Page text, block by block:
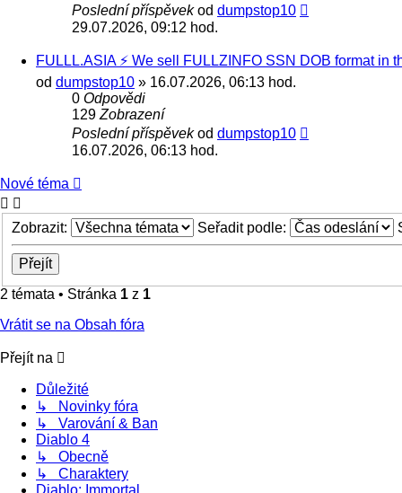
Poslední příspěvekod dumpstop10
29.07.2026, 09:12 hod.
FULLL.ASIA ⚡ We sell FULLZINFO SSN DOB format in
od dumpstop10 » 16.07.2026, 06:13 hod.
0 Odpovědi
129 Zobrazení
Poslední příspěvekod dumpstop10
16.07.2026, 06:13 hod.
Nové téma
Zobrazit: Seřadit podle:
2 témata • Stránka 1 z 1
Vrátit se na Obsah fóra
Přejít na
Důležité
↳ Novinky fóra
↳ Varování & Ban
Diablo 4
↳ Obecně
↳ Charaktery